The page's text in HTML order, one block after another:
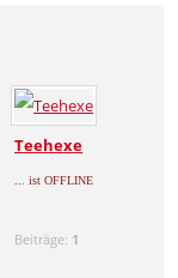
Teehexe
... ist OFFLINE
Beiträge: 1